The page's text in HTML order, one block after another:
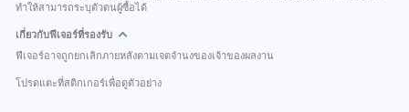
ทำให้สามารถระบุตัวตนผู้ซื้อได้
เกี่ยวกับฟีเจอร์ที่รองรับ
ฟีเจอร์อาจถูกยกเลิกภายหลังตามเจตจำนงของเจ้าของผลงาน
โปรดแตะที่สติกเกอร์เพื่อดูตัวอย่าง